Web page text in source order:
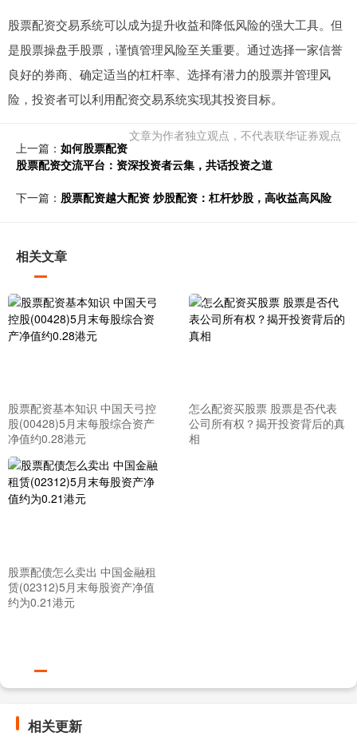
股票配资交易系统可以成为提升收益和降低风险的强大工具。但
是股票操盘手股票，谨慎管理风险至关重要。通过选择一家信誉
良好的券商、确定适当的杠杆率、选择有潜力的股票并管理风
险，投资者可以利用配资交易系统实现其投资目标。
文章为作者独立观点，不代表联华证券观点
上一篇： 如何股票配资
股票配资交流平台：资深投资者云集，共话投资之道
下一篇： 股票配资越大配资 炒股配资：杠杆炒股，高收益高风险
相关文章
股票配资基本知识 中国天弓控
股(00428)5月末每股综合资产
净值约0.28港元
怎么配资买股票 股票是否代表
公司所有权？揭开投资背后的真
相
股票配债怎么卖出 中国金融租
赁(02312)5月末每股资产净值
约为0.21港元
相关更新